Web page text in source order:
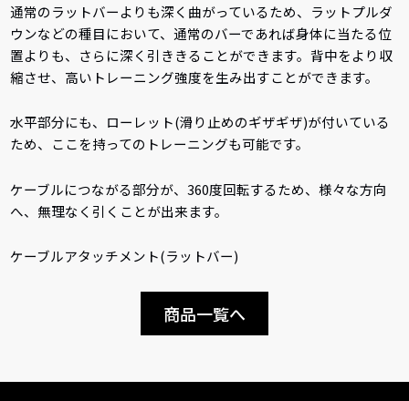
通常のラットバーよりも深く曲がっているため、ラットプルダ
ウンなどの種目において、通常のバーであれば身体に当たる位
置よりも、さらに深く引ききることができます。背中をより収
縮させ、高いトレーニング強度を生み出すことができます。
水平部分にも、ローレット(滑り止めのギザギザ)が付いている
ため、ここを持ってのトレーニングも可能です。
ケーブルにつながる部分が、360度回転するため、様々な方向
へ、無理なく引くことが出来ます。
ケーブルアタッチメント(ラットバー)
商品一覧へ